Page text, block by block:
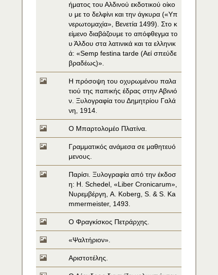
ήματος του Αλδινού εκδοτικού οίκο
υ με το δελφίνι και την άγκυρα («Υπ
νερωτομαχία», Βενετία 1499). Στο κ
είμενο διαβάζουμε το απόφθεγμα το
υ Άλδου στα λατινικά και τα ελληνικ
ά: «Semp festina tarde (Αεί σπεύδε
βραδέως)».
Η πρόσοψη του οχυρωμένου παλα
τιού της παπικής έδρας στην Αβινιό
ν. Ξυλογραφία του Δημητρίου Γαλά
νη, 1914.
Ο Μπαρτολομέο Πλατίνα.
Γραμματικός ανάμεσα σε μαθητευό
μενους.
Παρίσι. Ξυλογραφία από την έκδοσ
η: H. Schedel, «Liber Cronicarum»,
Νυρεμβέργη, A. Koberg, S. & S. Ka
mmermeister, 1493.
Ο Φραγκίσκος Πετράρχης.
«Ψαλτήριον».
Αριστοτέλης.